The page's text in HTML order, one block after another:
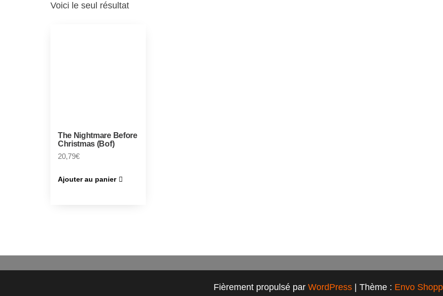
Voici le seul résultat
The Nightmare Before
Christmas (Bof)
20,79€
Ajouter au panier
Fièrement propulsé par WordPress | Thème : Envo